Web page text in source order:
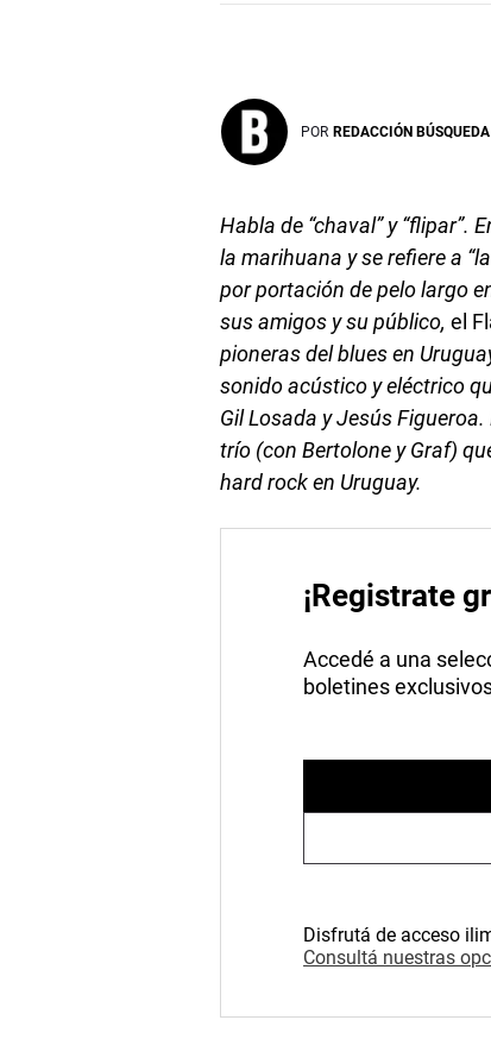
POR REDACCIÓN BÚSQUEDA
Habla de “chaval” y “flipar”.
la marihuana y se refiere a
por portación de pelo largo
sus amigos y su público,el
pioneras del blues en
sonido acústico y eléctrico
Gil Losada y Jesús
trío (con Bertolone y Graf)
hard rock en Uruguay.
¡Registrate
Accedé a una
boletines
Disfrutá de acceso
Consultá nuestras